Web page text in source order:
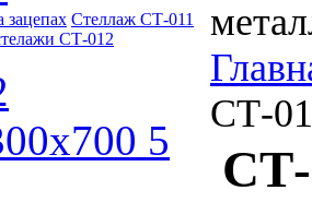
зацепах Стеллаж СТ-011
СТ-012
5
СТ-
СТ-